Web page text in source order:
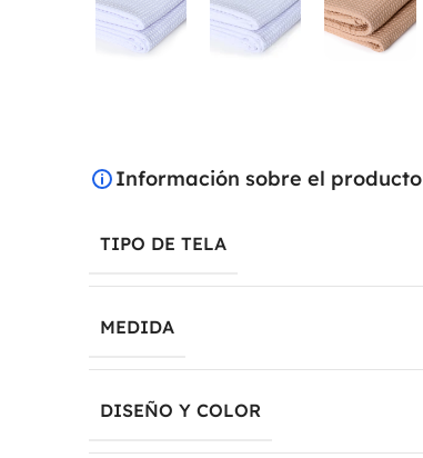
Información sobre el producto
TIPO DE TELA
MEDIDA
DISEÑO Y COLOR